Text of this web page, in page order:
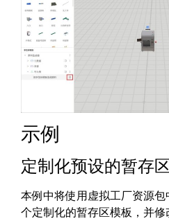
示例
定制化预设的暂存
本例中将使用虚拟工厂资源
个定制化的暂存区模板，并